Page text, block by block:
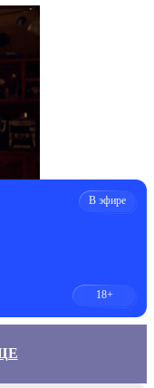
В эфире
18+